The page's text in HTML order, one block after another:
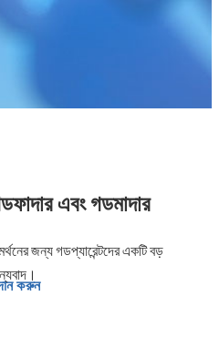
করুন
এবং গডমাদার
জন্য গডপ্যারেন্টদের একটি বড়